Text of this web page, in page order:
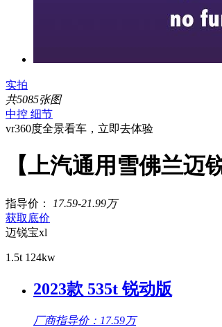
实拍
共5085张图
中控 细节
vr360度全景看车，立即去体验
【上汽通用雪佛兰迈
指导价：
17.59-21.99万
获取底价
迈锐宝xl
1.5t 124kw
2023款 535t 锐动版
厂商指导价：17.59万